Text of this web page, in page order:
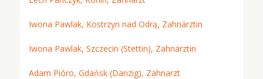
Iwona Pawlak, Kostrzyn nad Odrą, Zahnärztin
Iwona Pawlak, Szczecin (Stettin), Zahnärztin
Adam Pióro, Gdańsk (Danzig), Zahnarzt